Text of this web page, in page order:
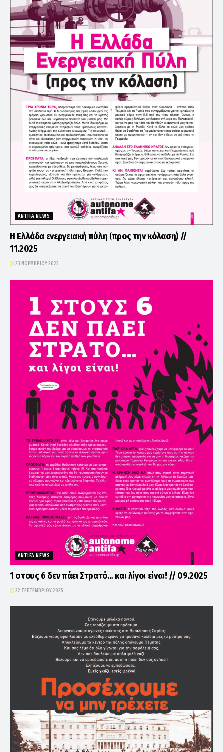
ANTIFA NEWS
Η Ελλάδα ενεργειακή πύλη (προς την κόλαση) //
11.2025
23 ΝΟΕΜΒΡΊΟΥ 2025
ANTIFA NEWS
1 στους 6 δεν πάει Στρατό… και λίγοι είναι! // 09.2025
22 ΣΕΠΤΕΜΒΡΊΟΥ 2025